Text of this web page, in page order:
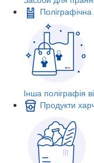
Поліграфічна
Інша поліграфія
Продукти